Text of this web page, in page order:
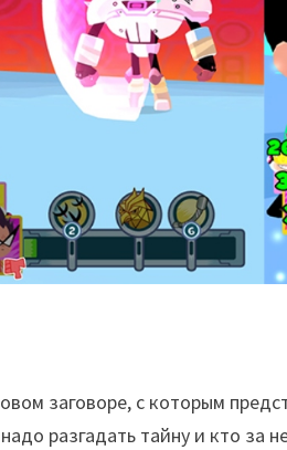
заговоре, с которым
разгадать тайну и кто за